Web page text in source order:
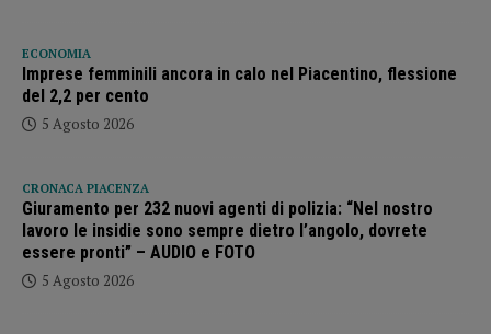
ECONOMIA
Imprese femminili ancora in calo nel Piacentino, flessione
del 2,2 per cento
5 Agosto 2026
CRONACA PIACENZA
Giuramento per 232 nuovi agenti di polizia: “Nel nostro
lavoro le insidie sono sempre dietro l’angolo, dovrete
essere pronti” – AUDIO e FOTO
5 Agosto 2026